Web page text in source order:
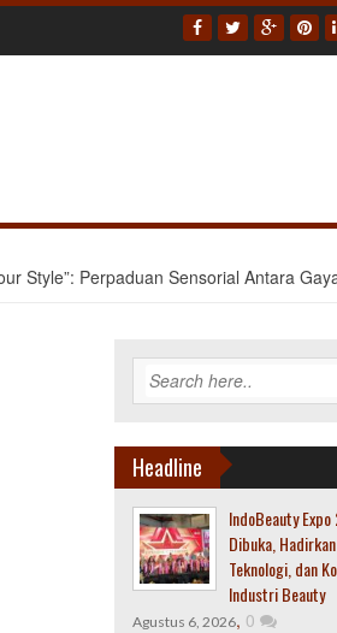
Style”: Perpaduan Sensorial Antara
Headline
IndoBeauty
Dibuka, Hadirkan
Teknologi, dan
Industri Beauty
Agustus 6, 2026, 0